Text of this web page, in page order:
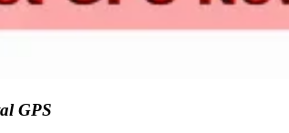
GPS